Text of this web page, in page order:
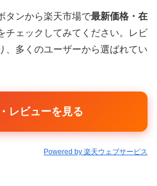
タンから楽天市場で最新価格・在
チェックしてみてください。レビ
、多くのユーザーから選ばれてい
レビューを見る
Powered by 楽天ウェブサービス